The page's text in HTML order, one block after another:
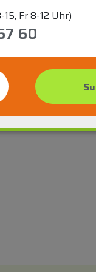
Fr 8-12 Uhr)
60